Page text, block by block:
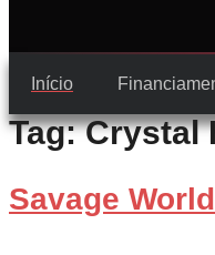
Início
Tag:Crystal
Savage